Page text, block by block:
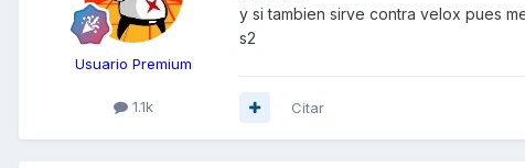
Usuario Premium
1.1k
y si tambien sirve contra velox pues
s2
Citar